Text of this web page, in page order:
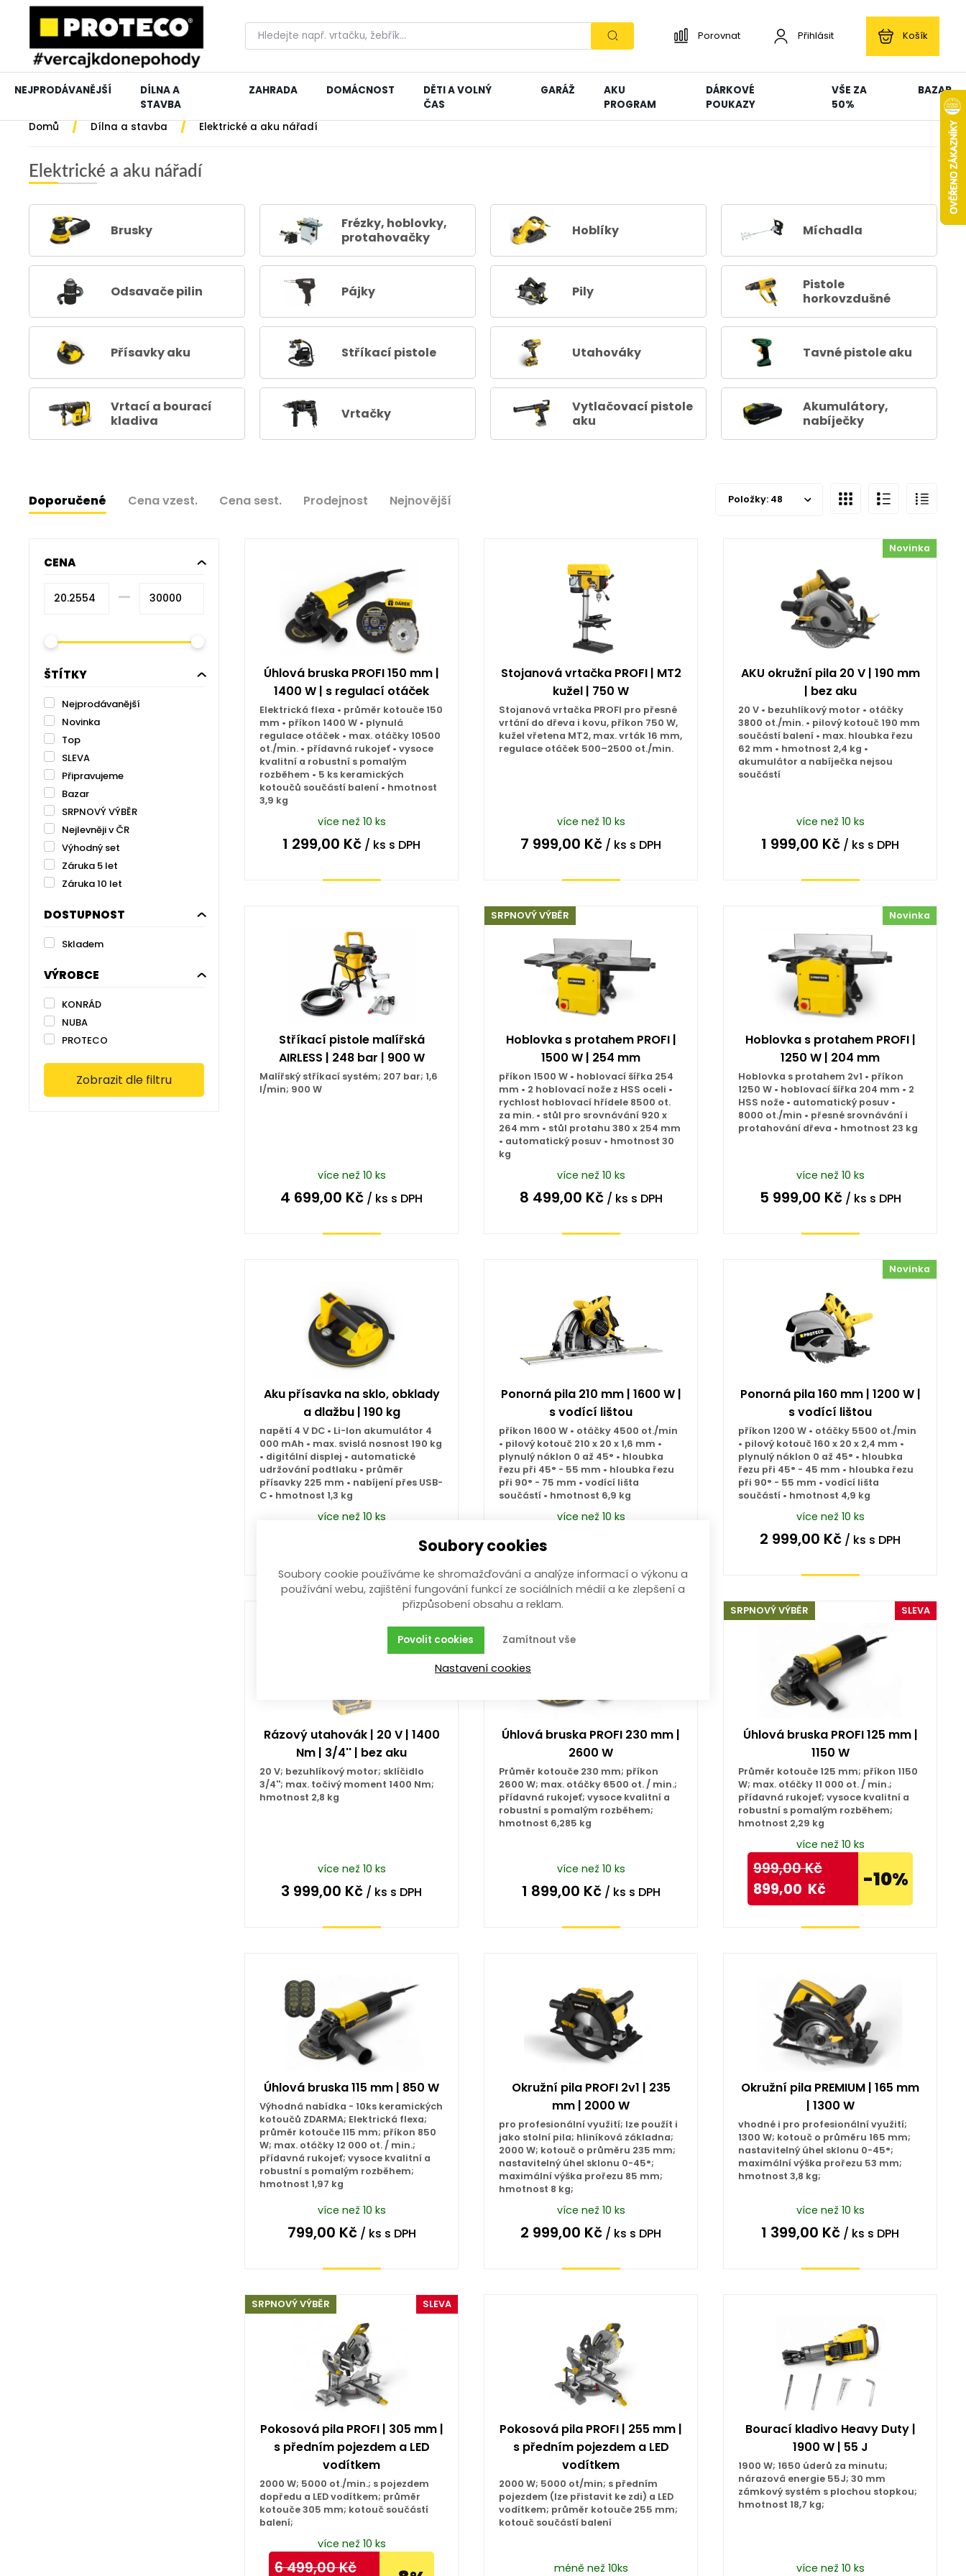
Porovnat Přihlásit Košík
NEJPRODÁVANĚJŠÍ
DÍLNA A
STAVBA
ZAHRADA DOMÁCNOST
DĚTI A VOLNÝ
ČAS
GARÁŽ
AKU
PROGRAM
DÁRKOVÉ
POUKAZY
VŠE ZA
50%
BAZAR
Domů / Dílna a stavba / Elektrické a aku nářadí
Elektrické a aku nářadí
Brusky
Frézky, hoblovky,
protahovačky
Hoblíky Míchadla
Odsavače pilin Pájky Pily
Pistole
horkovzdušné
Přísavky aku Stříkací pistole Utahováky Tavné pistole aku
Vrtací a bourací
kladiva
Vrtačky
Vytlačovací pistole
aku
Akumulátory,
nabíječky
Doporučené Cena vzest. Cena sest. Prodejnost Nejnovější Položky: 48
CENA
–⁠
ŠTÍTKY
Nejprodávanější
Novinka
Top
SLEVA
Připravujeme
Bazar
SRPNOVÝ VÝBĚR
Nejlevněji v ČR
Výhodný set
Záruka 5 let
Záruka 10 let
DOSTUPNOST
Skladem
VÝROBCE
KONRÁD
NUBA
PROTECO
Zobrazit dle filtru
Úhlová bruska PROFI 150 mm |
1400 W | s regulací otáček
Elektrická flexa • průměr kotouče 150
mm • příkon 1400 W • plynulá
regulace otáček • max. otáčky 10500
ot./min. • přídavná rukojeť • vysoce
kvalitní a robustní s pomalým
rozběhem • 5 ks keramických
kotoučů součástí balení • hmotnost
3,9 kg
více než 10 ks
1 299,00 Kč / ks s DPH
Stojanová vrtačka PROFI | MT2
kužel | 750 W
Stojanová vrtačka PROFI pro přesné
vrtání do dřeva i kovu, příkon 750 W,
kužel vřetena MT2, max. vrták 16 mm,
regulace otáček 500–2500 ot./min.
více než 10 ks
7 999,00 Kč / ks s DPH
Novinka
AKU okružní pila 20 V | 190 mm
| bez aku
20 V • bezuhlíkový motor • otáčky
3800 ot./min. • pilový kotouč 190 mm
součástí balení • max. hloubka řezu
62 mm • hmotnost 2,4 kg •
akumulátor a nabíječka nejsou
součástí
více než 10 ks
1 999,00 Kč / ks s DPH
Stříkací pistole malířská
AIRLESS | 248 bar | 900 W
Malířský stříkací systém; 207 bar; 1,6
l/min; 900 W
více než 10 ks
4 699,00 Kč / ks s DPH
SRPNOVÝ VÝBĚR
Hoblovka s protahem PROFI |
1500 W | 254 mm
příkon 1500 W • hoblovací šířka 254
mm • 2 hoblovací nože z HSS oceli •
rychlost hoblovací hřídele 8500 ot.
za min. • stůl pro srovnávání 920 x
264 mm • stůl protahu 380 x 254 mm
• automatický posuv • hmotnost 30
kg
více než 10 ks
8 499,00 Kč/ ks s DPH
Novinka
Hoblovka s protahem PROFI |
1250 W | 204 mm
Hoblovka s protahem 2v1 • příkon
1250 W • hoblovací šířka 204 mm • 2
HSS nože • automatický posuv •
8000 ot./min • přesné srovnávání i
protahování dřeva • hmotnost 23 kg
více než 10 ks
5 999,00 Kč/ ks s DPH
Aku přísavka na sklo, obklady
a dlažbu | 190 kg
napětí 4 V DC • Li-Ion akumulátor 4
000 mAh • max. svislá nosnost 190 kg
• digitální displej • automatické
udržování podtlaku • průměr
přísavky 225 mm • nabíjení přes USB-
C • hmotnost 1,3 kg
více než 10 ks
s DPH
Koupit
Ponorná pila 210 mm | 1600 W |
s vodící lištou
příkon 1600 W • otáčky 4500 ot./min
• pilový kotouč 210 x 20 x 1,6 mm •
plynulý náklon 0 až 45° • hloubka
řezu při 45° - 55 mm • hloubka řezu
při 90° - 75 mm • vodící lišta
součástí • hmotnost 6,9 kg
více než 10 ks
3 499,00
Koupit
Novinka
Ponorná pila 160 mm | 1200 W |
s vodící lištou
příkon 1200 W • otáčky 5500 ot./min
• pilový kotouč 160 x 20 x 2,4 mm •
plynulý náklon 0 až 45° • hloubka
řezu při 45° - 45 mm • hloubka řezu
při 90° - 55 mm • vodící lišta
součástí • hmotnost 4,9 kg
více než 10 ks
2 999,00 Kč / ks s DPH
Rázový utahovák | 20 V | 1400
Nm | 3/4'' | bez aku
20 V; bezuhlíkový motor; sklíčidlo
3/4''; max. točivý moment 1400 Nm;
hmotnost 2,8 kg
více než 10 ks
3 999,00 Kč / ks s DPH
Úhlová bruska PROFI 230 mm |
2600 W
Průměr kotouče 230 mm; příkon
2600 W; max. otáčky 6500 ot. / min.;
přídavná rukojeť; vysoce kvalitní a
robustní s pomalým rozběhem;
hmotnost 6,285 kg
více než 10 ks
1 899,00 Kč/ ks s DPH
SLEVA
SRPNOVÝ VÝBĚR
Úhlová bruska PROFI 125 mm |
1150 W
Průměr kotouče 125 mm; příkon 1150
W; max. otáčky 11 000 ot. / min.;
přídavná rukojeť; vysoce kvalitní a
robustní s pomalým rozběhem;
hmotnost 2,29 kg
více než 10 ks
999,00Kč
899,00 Kč -10%
Úhlová bruska 115 mm | 850 W
Výhodná nabídka - 10ks keramických
kotoučů ZDARMA; Elektrická flexa;
průměr kotouče 115 mm; příkon 850
W; max. otáčky 12 000 ot. / min.;
přídavná rukojeť; vysoce kvalitní a
robustní s pomalým rozběhem;
hmotnost 1,97 kg
více než 10 ks
799,00 Kč/ ks s DPH
Okružní pila PROFI 2v1 | 235
mm | 2000 W
pro profesionální využití; lze použít i
jako stolní pila; hliníková základna;
2000 W; kotouč o průměru 235 mm;
nastavitelný úhel sklonu 0-45°;
maximální výška prořezu 85 mm;
hmotnost 8 kg;
více než 10 ks
2 999,00 Kč / ks s DPH
Okružní pila PREMIUM | 165 mm
| 1300 W
vhodné i pro profesionální využití;
1300 W; kotouč o průměru 165 mm;
nastavitelný úhel sklonu 0-45°;
maximální výška prořezu 53 mm;
hmotnost 3,8 kg;
více než 10 ks
1 399,00 Kč / ks s DPH
SLEVA
SRPNOVÝ VÝBĚR
Pokosová pila PROFI | 305 mm |
s předním pojezdem a LED
vodítkem
2000 W; 5000 ot./min.; s pojezdem
dopředu a LED vodítkem; průměr
kotouče 305 mm; kotouč součástí
balení;
více než 10 ks
6 499,00Kč
Pokosová pila PROFI | 255 mm |
s předním pojezdem a LED
vodítkem
2000 W; 5000 ot/min; s předním
pojezdem (lze přistavit ke zdi) a LED
vodítkem; průměr kotouče 255 mm;
kotouč součástí balení
méně než 10ks
Bourací kladivo Heavy Duty |
1900 W | 55 J
1900 W; 1650 úderů za minutu;
nárazová energie 55J; 30 mm
zámkový systém s plochou stopkou;
hmotnost 18,7 kg;
více než 10 ks
Soubory cookies
Soubory cookie používáme ke shromažďování a analýze informací o výkonu a
používání webu, zajištění fungování funkcí ze sociálních médií a ke zlepšení a
přizpůsobení obsahu a reklam.
Zamítnout vše
Povolit cookies
Nastavení cookies